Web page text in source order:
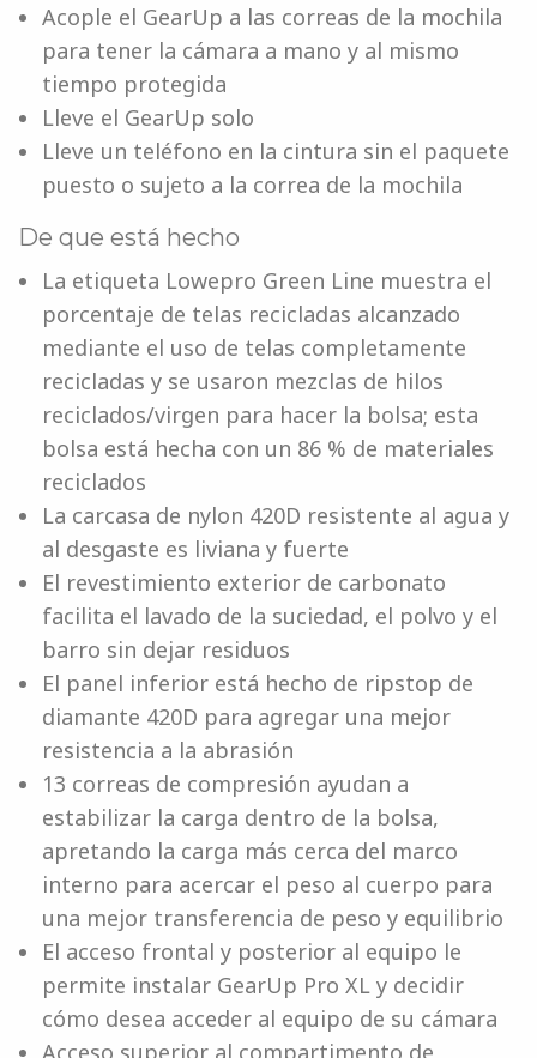
Acople el GearUp a las correas de la mochila
para tener la cámara a mano y al mismo
tiempo protegida
Lleve el GearUp solo
Lleve un teléfono en la cintura sin el paquete
puesto o sujeto a la correa de la mochila
De que está hecho
La etiqueta Lowepro Green Line muestra el
porcentaje de telas recicladas alcanzado
mediante el uso de telas completamente
recicladas y se usaron mezclas de hilos
reciclados/virgen para hacer la bolsa; esta
bolsa está hecha con un 86 % de materiales
reciclados
La carcasa de nylon 420D resistente al agua y
al desgaste es liviana y fuerte
El revestimiento exterior de carbonato
facilita el lavado de la suciedad, el polvo y el
barro sin dejar residuos
El panel inferior está hecho de ripstop de
diamante 420D para agregar una mejor
resistencia a la abrasión
13 correas de compresión ayudan a
estabilizar la carga dentro de la bolsa,
apretando la carga más cerca del marco
interno para acercar el peso al cuerpo para
una mejor transferencia de peso y equilibrio
El acceso frontal y posterior al equipo le
permite instalar GearUp Pro XL y decidir
cómo desea acceder al equipo de su cámara
Acceso superior al compartimento de